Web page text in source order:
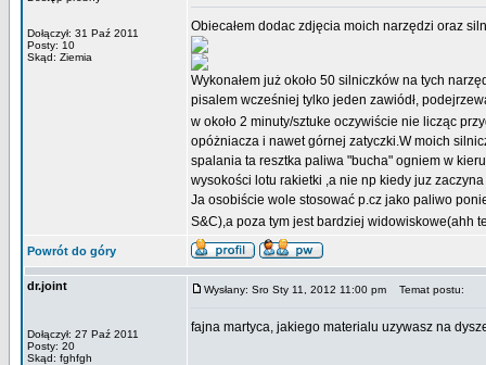
Dołączył: 31 Paź 2011
Posty: 10
Skąd: Ziemia
Obiecałem dodac zdjęcia moich narzędzi oraz
Wykonałem już około 50 silniczków na tych
pisalem wcześniej tylko jeden zawiódł,
w około 2 minuty/sztuke oczywiście nie licząc
opóżniacza i nawet górnej zatyczki.W moich
spalania ta resztka paliwa "bucha" ogniem w
wysokości lotu rakietki ,a nie np kiedy juz
Ja osobiście wole stosować p.cz jako paliwo
S&C),a poza tym jest bardziej widowiskowe(ahh
Powrót do góry
dr.joint
Dołączył: 27 Paź 2011
Posty: 20
Skąd: fghfgh
Wysłany: Sro Sty 11, 2012 11:00 pm Temat postu:
fajna martyca, jakiego materialu uzywasz na